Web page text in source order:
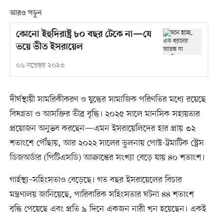
আরও পড়ুন
কোনো ইহুদিরাষ্ট্র ৮০ বছর টেকে না—যে
ভয়ে ভীত ইসরায়েল
০৬ নভেম্বর ২০২৩
দীর্ঘস্থায়ী সামরিকীকরণ ও যুদ্ধের সামাজিক পরিণতির মধ্যে রয়েছে
বিষণ্নতা ও আসক্তির তীব্র বৃদ্ধি। ২০২৫ সালে মানসিক সহায়তার
প্রয়োজন অনুভব করছেন—এমন ইসরায়েলিদের হার প্রায় ৩২
শতাংশে পৌঁছায়, আর ২০২২ সালের তুলনায় পোস্ট-ট্রমাটিক স্ট্রেস
ডিজঅর্ডার (পিটিএসডি) আক্রান্তের সংখ্যা বেড়ে যায় ৪০ শতাংশ।
গার্হস্থ্য–সহিংসতাও বেড়েছে। গত বছর ইসরায়েলের বিচার
মন্ত্রণালয় জানিয়েছে, পারিবারিক সহিংসতার ঘটনা ৪৪ শতাংশ
বৃদ্ধি পেয়েছে এবং প্রতি ৯ দিনে একজন নারী খুন হয়েছেন। একই